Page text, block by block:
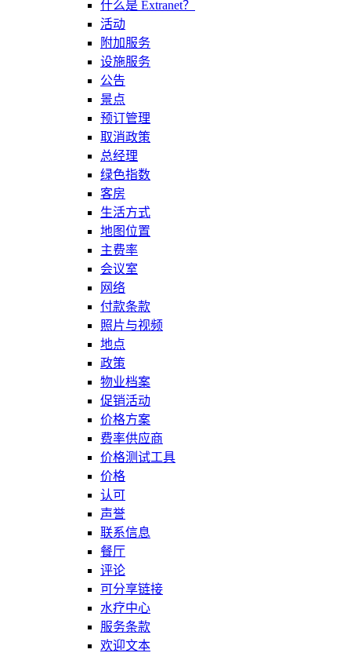
什么是 Extranet？
活动
附加服务
设施服务
公告
景点
预订管理
取消政策
总经理
绿色指数
客房
生活方式
地图位置
主费率
会议室
网络
付款条款
照片与视频
地点
政策
物业档案
促销活动
价格方案
费率供应商
价格测试工具
价格
认可
声誉
联系信息
餐厅
评论
可分享链接
水疗中心
服务条款
欢迎文本